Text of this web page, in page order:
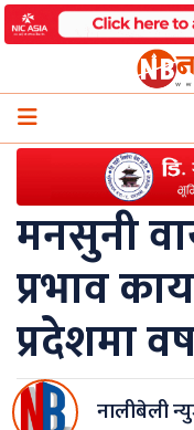
Skip
to
मनसुनी
प्रभाव
प्रदेशमा
नालीबेली